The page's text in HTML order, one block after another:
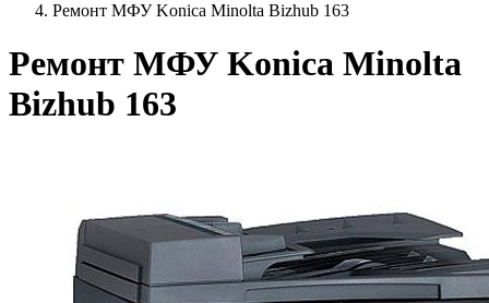
Ремонт МФУ Konica Minolta Bizhub 163
Ремонт МФУ Konica Minolta
Bizhub 163